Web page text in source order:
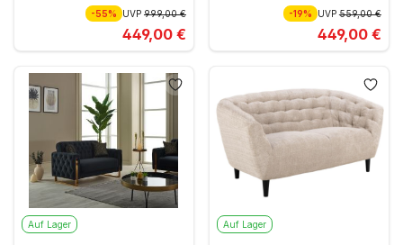
-55% UVP 999,00 €
449,00 €
-19% UVP559,00 €
449,00 €
Auf Lager Auf Lager